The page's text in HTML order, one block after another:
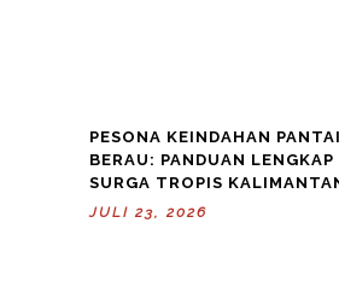
PESONA KEINDAHAN
BERAU: PANDUAN
SURGA TROPIS
JULI 23, 2026